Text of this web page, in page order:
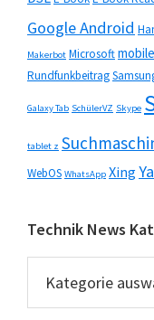
Google Android
Makerbot Microsoft
Rundfunkbeitrag
Galaxy Tab SchülerVZ Skype
tablet z
WebOS WhatsApp Xing
Technik News
News
Kategorien